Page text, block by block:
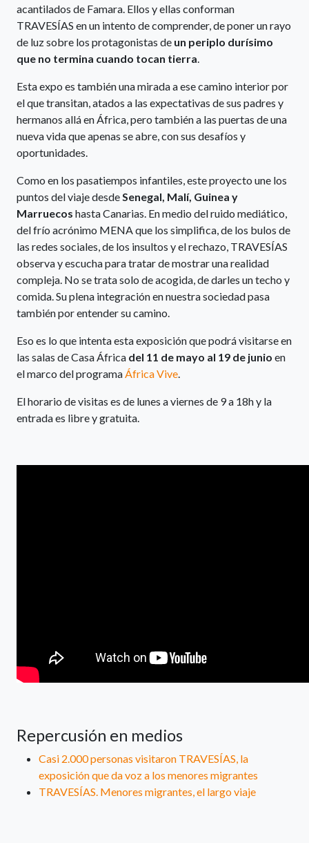
acantilados de Famara. Ellos y ellas conforman
TRAVESÍAS en un intento de comprender, de poner un rayo
de luz sobre los protagonistas de un periplo durísimo
que no termina cuando tocan tierra.
Esta expo es también una mirada a ese camino interior por
el que transitan, atados a las expectativas de sus padres y
hermanos allá en África, pero también a las puertas de una
nueva vida que apenas se abre, con sus desafíos y
oportunidades.
Como en los pasatiempos infantiles, este proyecto une los
puntos del viaje desdeSenegal, Malí, Guinea y
Marruecos hasta Canarias. En medio del ruido mediático,
del frío acrónimo MENA que los simplifica, de los bulos de
las redes sociales, de los insultos y el rechazo, TRAVESÍAS
observa y escucha para tratar de mostrar una realidad
compleja. No se trata solo de acogida, de darles un techo y
comida. Su plena integración en nuestra sociedad pasa
también por entender su camino.
Eso es lo que intenta esta exposición que podrá visitarse en
las salas de Casa África del 11 de mayo al 19 de junio en
el marco del programaÁfrica Vive.
El horario de visitas es de lunes a viernes de 9 a 18h y la
entrada es libre y gratuita.
Repercusión en medios
Casi 2.000 personas visitaron TRAVESÍAS, la
exposición que da voz a los menores migrantes
TRAVESÍAS. Menores migrantes, el largo viaje